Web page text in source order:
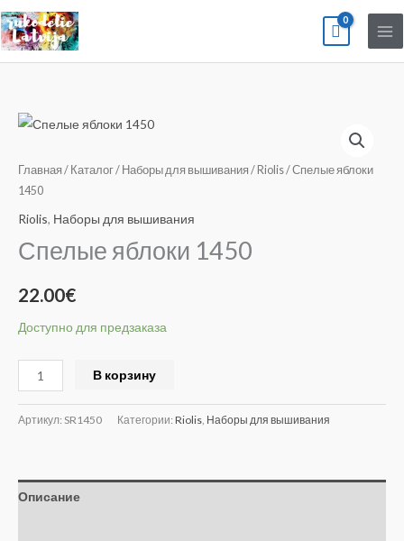
Перейти
к
содержимому
Главная / Каталог/ Наборы для вышивания / Riolis/ Спелые яблоки
1450
Riolis, Наборы для вышивания
Спелые яблоки 1450
22.00€
Доступно для предзаказа
Количество
Спелые
яблоки
1450
В корзину
Артикул: SR1450 Категории: Riolis Наборы для вышивания
Описание